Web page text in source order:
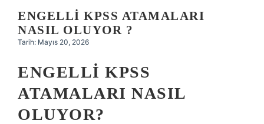
Hakkımızda
ENGELLI KPSS ATAMALARI
NASIL OLUYOR ?
Tarih: Mayıs 20, 2026
ENGELLI KPSS
ATAMALARI NASIL
OLUYOR?